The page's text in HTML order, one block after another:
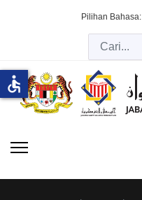
Pilihan Bahasa:
accessible